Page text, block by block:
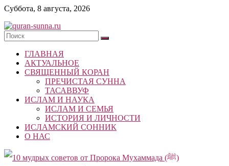
Skip
content
Суббота, 8 августа, 2026
quran-
sunna.ru
«Центр
исследований
Республики
Татарстан
ГЛАВНАЯ
АКТУАЛЬНОЕ
СВЯЩЕННЫЙ КОРАН
ПРЕЧИСТАЯ СУННА
ТАСАВВУФ
ИСЛАМ И НАУКА
ИСЛАМ И СЕМЬЯ
ИСТОРИЯ И ЛИЧНОСТИ
ИСЛАМСКИЙ СОННИК
О НАС